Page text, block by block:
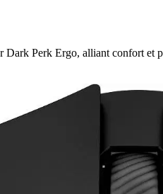
Dark Perk Ergo, alliant confort et